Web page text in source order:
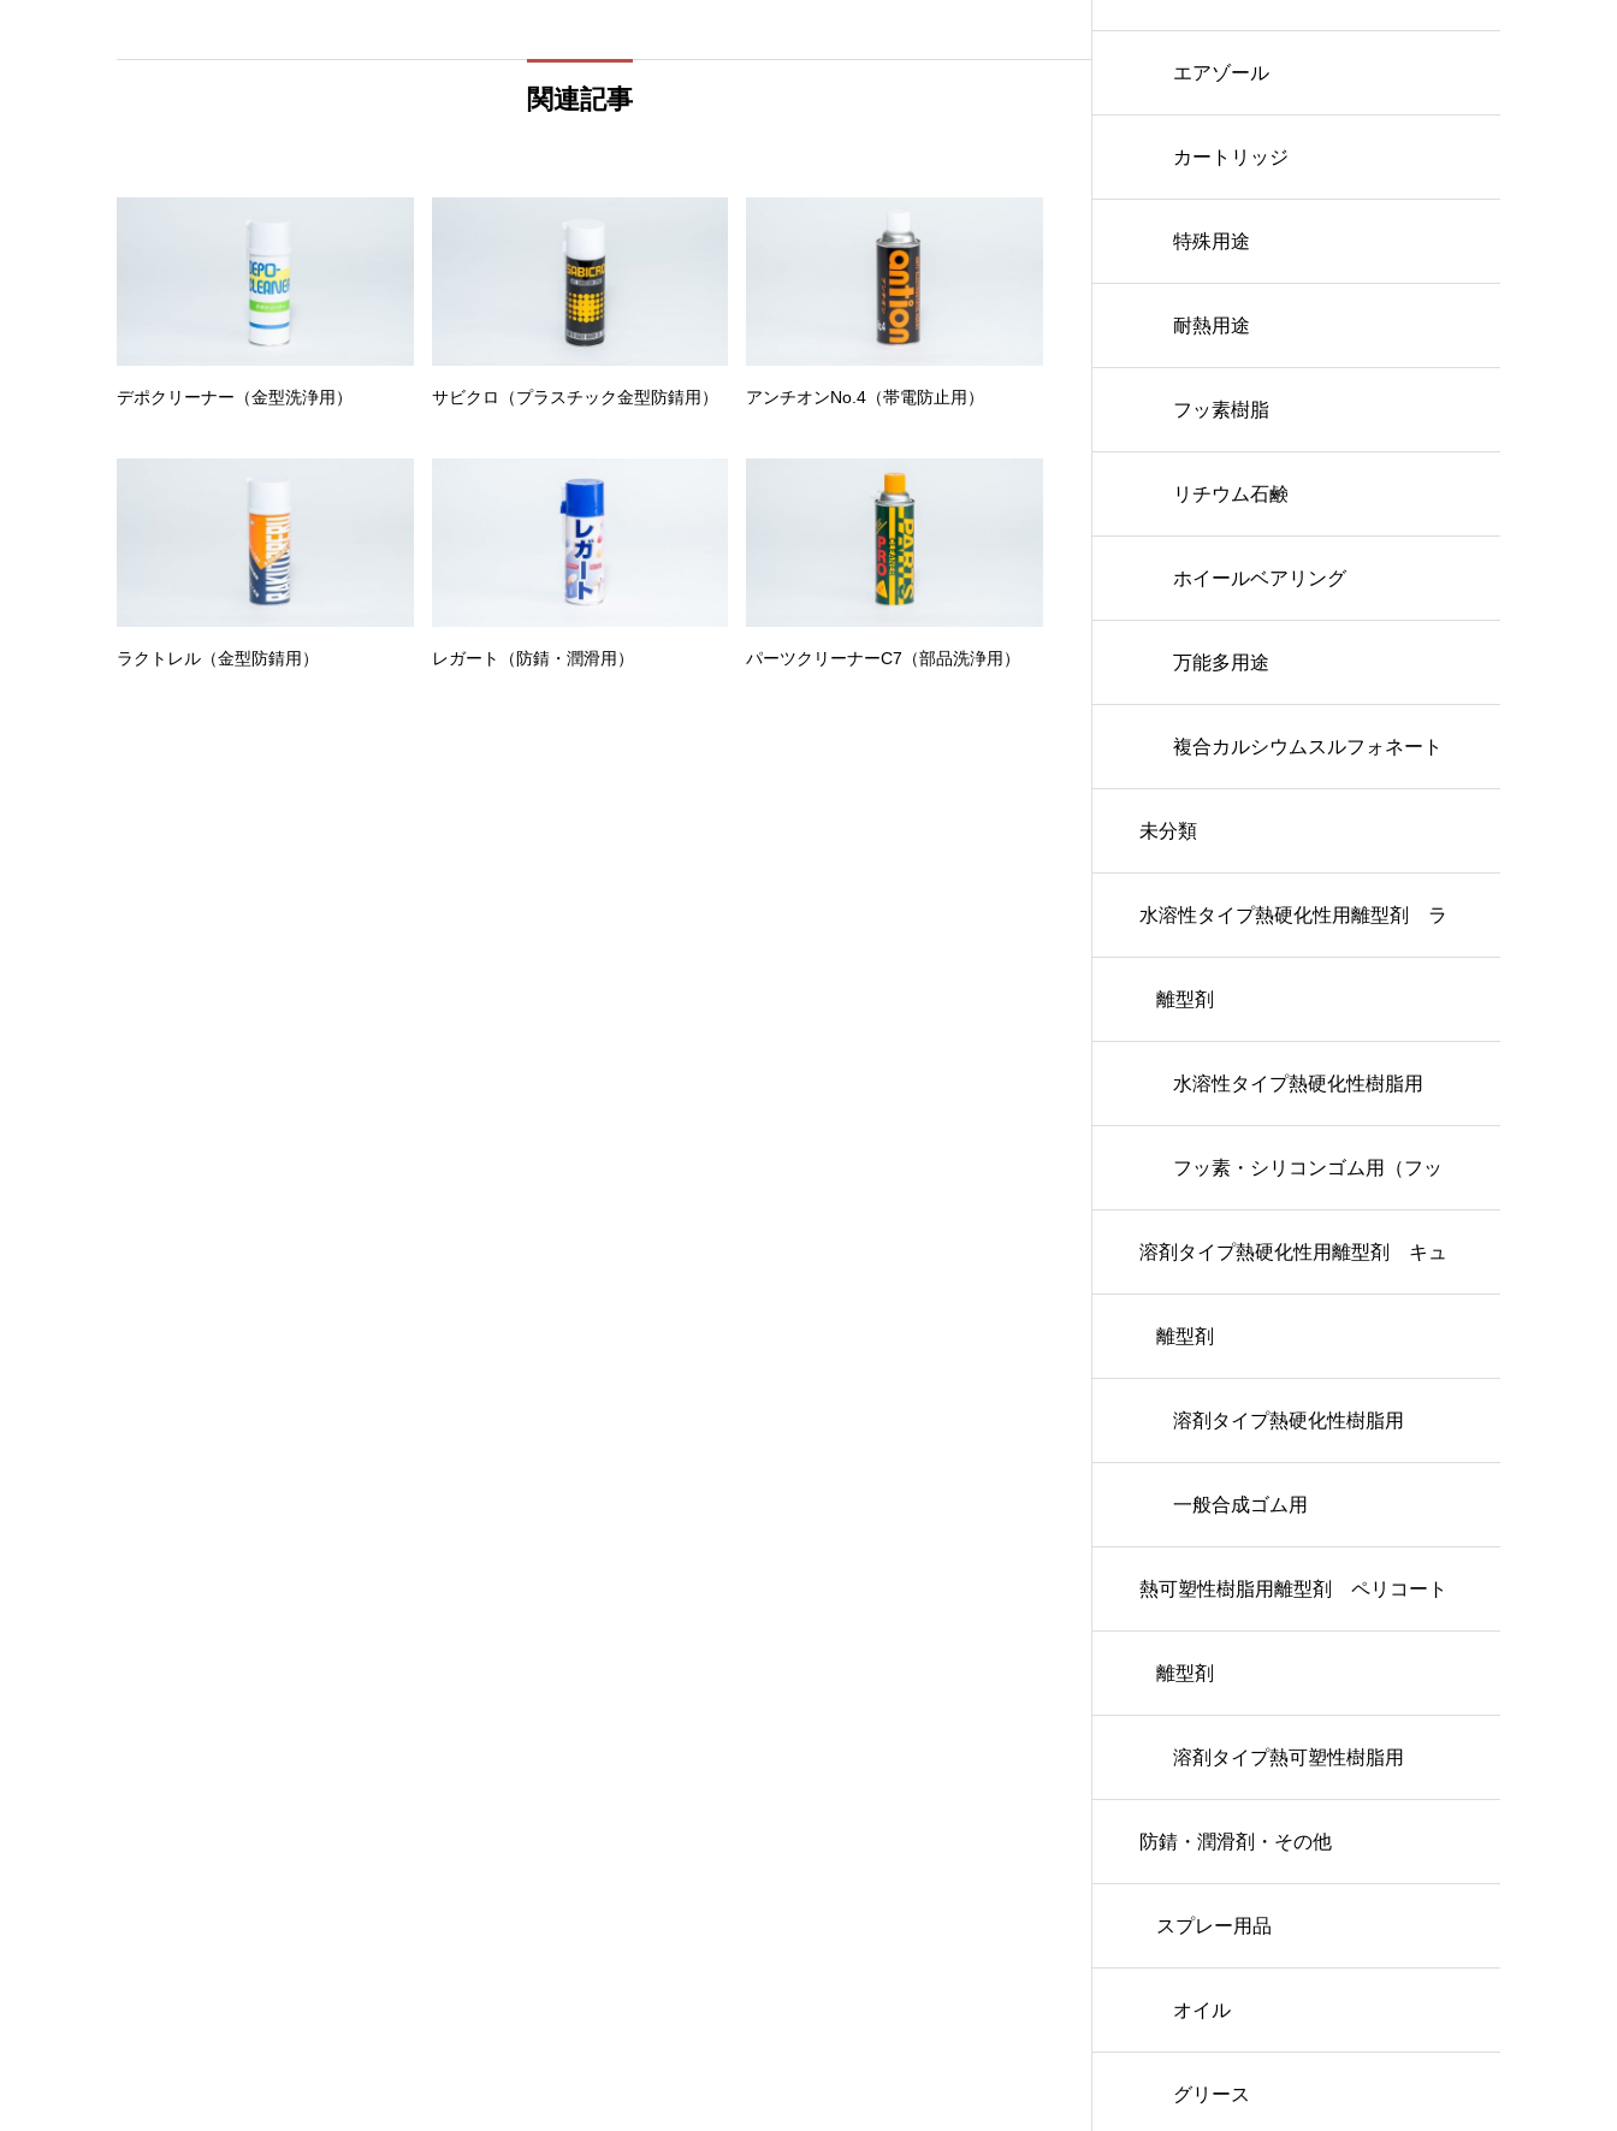
関連記事
デポクリーナー（金型洗浄用） サビクロ（プラスチック金型防錆用） アンチオンNo.4（帯電防止用）
ラクトレル（金型防錆用） レガート（防錆・潤滑用） パーツクリーナーC7（部品洗浄用）
エアゾール
カートリッジ
特殊用途
耐熱用途
フッ素樹脂
リチウム石鹸
ホイールベアリング
万能多用途
複合カルシウムスルフォネート
未分類
水溶性タイプ熱硬化性用離型剤 ラ
ッシュコート
離型剤
水溶性タイプ熱硬化性樹脂用
フッ素・シリコンゴム用（フッ
素タイプ）
溶剤タイプ熱硬化性用離型剤 キュ
アコート
離型剤
溶剤タイプ熱硬化性樹脂用
一般合成ゴム用
熱可塑性樹脂用離型剤 ペリコート
離型剤
溶剤タイプ熱可塑性樹脂用
防錆・潤滑剤・その他
スプレー用品
オイル
グリース